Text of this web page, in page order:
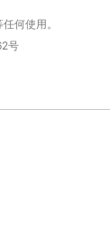
何使用。
号